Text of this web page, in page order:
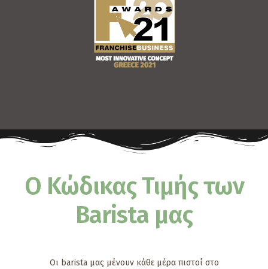
Ο Κώδικας Τιμής των
Barista μας
Οι barista μας μένουν κάθε μέρα πιστοί στο